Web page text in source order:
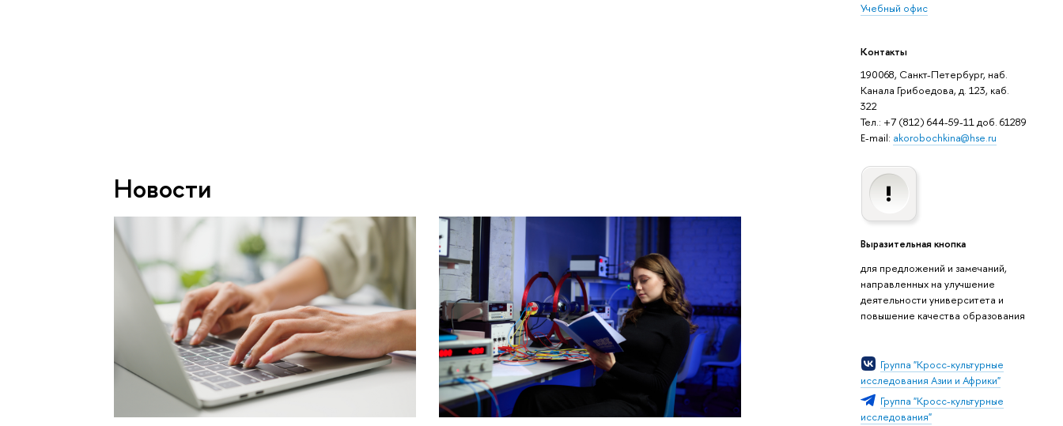
Учебный офис
Контакты
190068, Санкт-Петербург, наб.
Канала Грибоедова, д. 123, каб.
322
Тел.: +7 (812) 644-59-11 доб. 61289
E-mail: akorobochkina@hse.ru
Выразительная кнопка
для предложений и замечаний,
направленных на улучшение
деятельности университета и
повышение качества образования
Группа "Кросс-культурные
исследования Азии и Африки"
Группа "Кросс-культурные
исследования"
Новости